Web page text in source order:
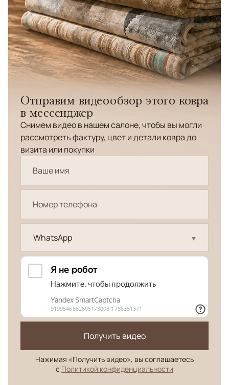
Отправим видеообзор этого ковра
в мессенджер
Снимем видео в нашем салоне, чтобы вы могли
рассмотреть фактуру, цвет и детали ковра до
визита или покупки
WhatsApp
Получить видео
Нажимая «Получить видео», вы соглашаетесь
с Политикой конфиденциальности